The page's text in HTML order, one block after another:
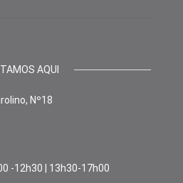
AQUI
Nº18
-12h30 | 13h30-17h00